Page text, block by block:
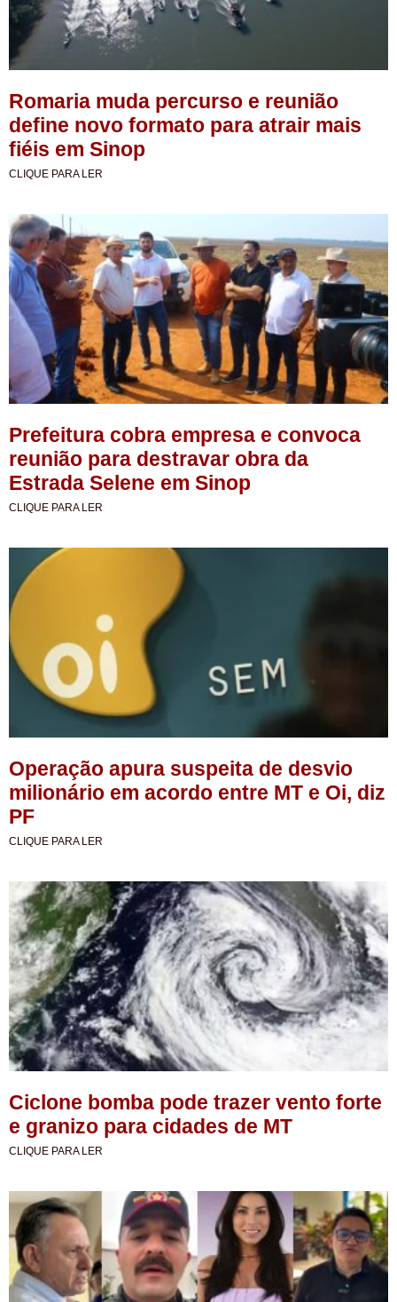
Romaria muda percurso e reunião
define novo formato para atrair mais
fiéis em Sinop
CLIQUE PARA LER
Prefeitura cobra empresa e convoca
reunião para destravar obra da
Estrada Selene em Sinop
CLIQUE PARA LER
Operação apura suspeita de desvio
milionário em acordo entre MT e Oi, diz
PF
CLIQUE PARA LER
Ciclone bomba pode trazer vento forte
e granizo para cidades de MT
CLIQUE PARA LER